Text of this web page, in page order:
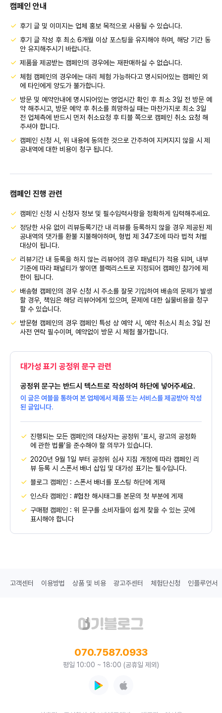
캠페인 안내
후기 글 및 이미지는 업체 홍보 목적으로 사용될 수 있습니다.
후기 글 작성 후 최소 6개월 이상 포스팅을 유지해야 하며, 해당 기간 동
안 유지해주시기 바랍니다.
제품을 제공받는 캠페인의 경우에는 재판매하실 수 없습니다.
체험 캠페인의 경우에는 대리 체험 가능하다고 명시되어있는 캠페인 외
에 타인에게 양도가 불가합니다.
방문 및 예약안내에 명시되어있는 영업시간 확인 후 최소 3일 전 방문 예
약 해주시고, 방문 예약 후 취소를 희망하실 때는 마찬가지로 최소 3일
전 업체측에 반드시 먼저 취소요청 후 티블 쪽으로 캠페인 취소 요청 해
주셔야 합니다.
캠페인 신청 시, 위 내용에 동의한 것으로 간주하여 지켜지지 않을 시 제
공내역에 대한 비용이 청구 됩니다.
캠페인 진행 관련
캠페인 신청 시 신청자 정보 및 필수입력사항을 정확하게 입력해주세요.
정당한 사유 없이 리뷰등록기간 내 리뷰를 등록하지 않을 경우 제공된 제
공내역의 댓가를 환불 지불해야하며, 형법 제 347조에 따라 법적 처벌
대상이 됩니다.
리뷰기간 내 등록을 하지 않는 리뷰어의 경우 패널티가 적용 되며, 내부
기준에 따라 패널티가 쌓이면 블랙리스트로 지정되어 캠페인 참가에 제
한이 됩니다.
배송형 캠페인의 경우 신청 시 주소를 잘못 기입하여 배송의 문제가 발생
할 경우, 책임은 해당 리뷰어에게 있으며, 문제에 대한 실물비용을 청구
할 수 있습니다.
방문형 캠페인의 경우 캠페인 특성 상 예약 시, 예약 취소시 최소 3일 전
사전 연락 필수이며, 예약없이 방문 시 체험 불가합니다.
대가성 표기 공정위 문구 관련
공정위 문구는 반드시 텍스트로 작성하여 하단에 넣어주세요.
이 글은 여블을 통하여 본 업체에서 제품 또는 서비스를 제공받아 작성
된 글입니다.
진행되는 모든 캠페인의 대상자는 공정위 '표시, 광고의 공정화
에 관한 법률'을 준수해야 할 의무가 있습니다.
2020년 9월 1일 부터 공정위 심사 지침 개정에 따라 캠페인 리
뷰 등록 시 스폰서 배너 삽입 및 대가성 표기는 필수입니다.
블로그 캠페인 : 스폰서 배너를 포스팅 하단에 게재
인스타 캠페인 : #협찬 해시태그를 본문의 첫 부분에 게재
구매평 캠페인 : 위 문구를 소비자들이 쉽게 찾을 수 있는 곳에
표시해야 합니다
고객센터 이용방법 상품 및 비용 광고주센터 체험단신청 인플루언서
070.7587.0933
평일 10:00 ~ 18:00 (공휴일 제외)